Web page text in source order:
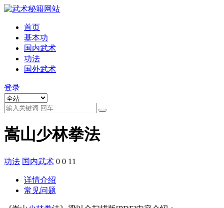
首页
基本功
国内武术
功法
国外武术
登录
嵩山少林拳法
功法 国内武术 0 0 11
详情介绍
常见问题